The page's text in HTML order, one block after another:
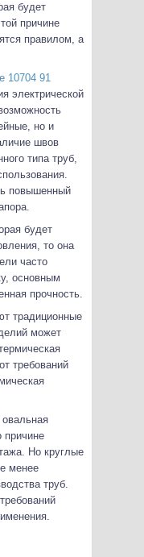
будет
причине
правилом, а
10704 91
электрической
но и
швов
типа труб,
повышенный
будет
то она
часто
основным
прочность.
традиционные
может
требований
причине
Но круглые
менее
труб.